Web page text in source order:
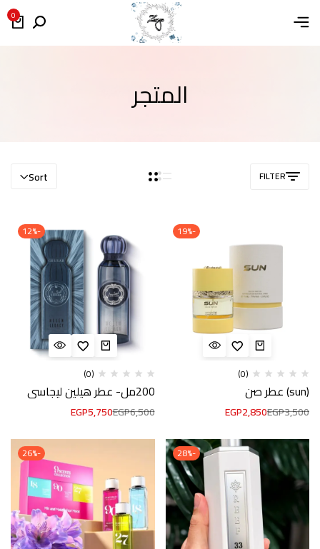
0
المتجر
FILTER
Sort
-19%
(0)
(sun) عطر صن
EGP3,500
EGP2,850
-12%
(0)
200مل- عطر هيلين ليجاسي
EGP6,500
EGP5,750
-28%
-26%